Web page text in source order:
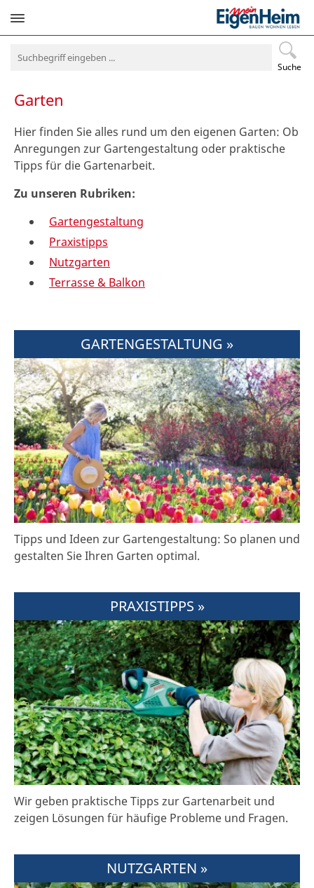
Suche
Navigation
Garten
Hier finden Sie alles rund um den eigenen Garten: Ob
Anregungen zur Gartengestaltung oder praktische
Tipps für die Gartenarbeit.
Zu unseren Rubriken:
Gartengestaltung
Praxistipps
Nutzgarten
Terrasse & Balkon
GARTENGESTALTUNG »
Tipps und Ideen zur Gartengestaltung: So planen und
gestalten Sie Ihren Garten optimal.
PRAXISTIPPS »
Wir geben praktische Tipps zur Gartenarbeit und
zeigen Lösungen für häufige Probleme und Fragen.
NUTZGARTEN »